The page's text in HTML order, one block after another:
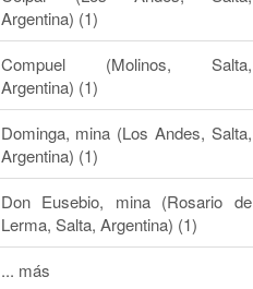
Argentina) (1)
Compuel (Molinos, Salta,
Argentina) (1)
Dominga, mina (Los Andes, Salta,
Argentina) (1)
Don Eusebio, mina (Rosario de
Lerma, Salta, Argentina) (1)
... más